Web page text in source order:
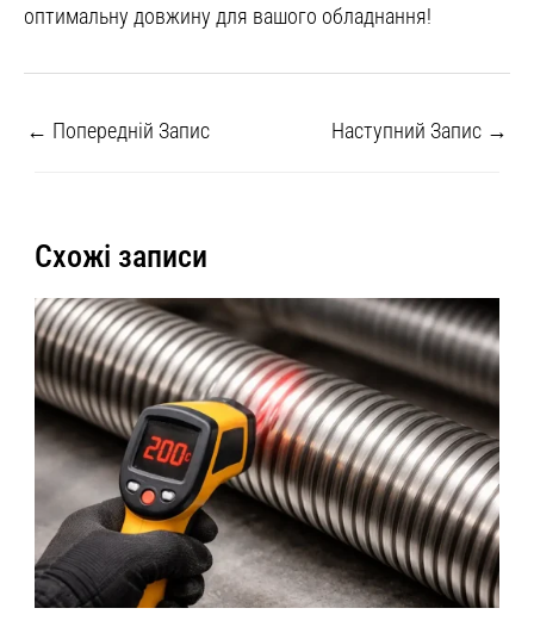
оптимальну довжину для вашого обладнання!
← Попередній Запис Наступний Запис →
Схожі записи